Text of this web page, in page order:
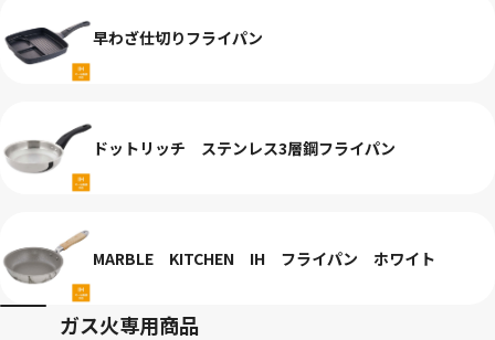
早わざ仕切りフライパン
ドットリッチ ステンレス3層鋼フライパン
MARBLE KITCHEN IH フライパン ホワイト
ガス火専用商品